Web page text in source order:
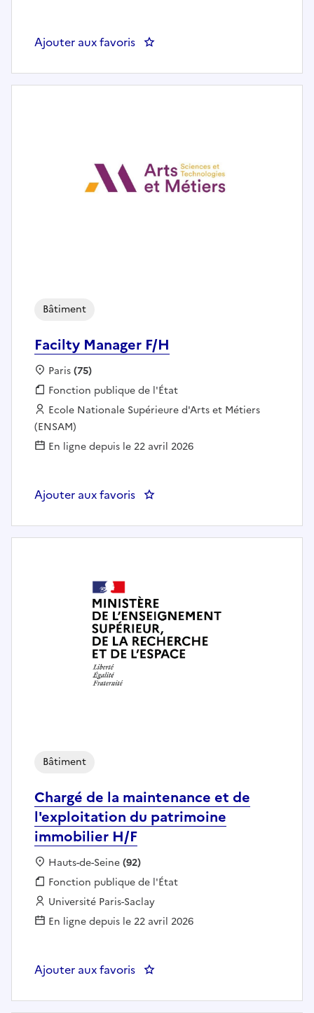
Ajouter aux favoris : Chef(fe) de projet Systèmes et
Facilty Manager F/H
Bâtiment
Localisation :
Paris(75)
Fonction publique :
Fonction publique de l'État
Employeur :
Ecole Nationale Supérieure d'Arts et Métiers
(ENSAM)
En ligne depuis le 22 avril 2026
Ajouter aux favoris : Facilty Manager F/H
Chargé de la maintenance et de
l'exploitation du patrimoine
immobilier H/F
Bâtiment
Localisation :
Hauts-de-Seine(92)
Fonction publique :
Fonction publique de l'État
Employeur :
Université Paris-Saclay
En ligne depuis le 22 avril 2026
Ajouter aux favoris : Chargé de la maintenance et